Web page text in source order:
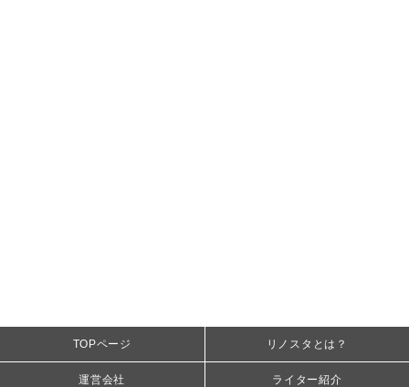
TOPページ リノスタとは？
運営会社 ライター紹介